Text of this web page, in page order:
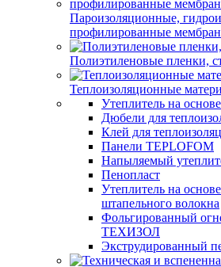
Пароизоляционные,
профилированные
Полиэтиленовые пленки,
Теплоизоляционные
Утеплитель на основе
Дюбели для
Клей для
Панели TEPLOFOM
Напыляемый
Пенопласт
Утеплитель на
штапельного волокна
Фольгированный
ТЕХИЗОЛ
Экструдированный